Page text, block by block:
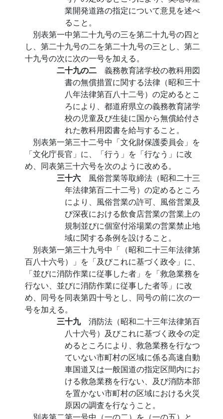
業開発道路の指定について意見を述べ
ること。
別表第一中第二十九号の三を第二十九号の四と
し、第二十九号の二を第二十九号の三とし、第二
十九号の次に次の一号を加える。
二十九の二 義務教育諸学校の教科用図
書の無償措置に関する法律（昭和三十
八年法律第百八十二号）の定めるとこ
ろにより、都道府県立の義務教育諸学
校の児童及び生徒に国から無償給付さ
れた教科用図書を給与すること。
別表第一第三十二号中「文化財保護委員会」を
「文化庁長官」に、「行う」を「行なう」に改
め、同表第三十六号を次のように改める。
三十六 風俗営業等取締法（昭和二十三
年法律第百二十二号）の定めるところ
により、風俗営業の許可、風俗営業及
び深夜における飲食店営業の営業上の
規制並びに個室付浴場業の営業禁止地
域に関する条例を設けること。
別表第一第三十九号中「（昭和二十三年法律第
百八十六号）」を「及びこれに基づく政令」に、
「並びに消防作業に従事した者」を「救急業務を
行ない、並びに消防作業に従事した者等」に改
め、同号を同表第四十号とし、同号の前に次の一
号を加える。
三十九 消防法（昭和二十三年法律第百
八十六号）及びこれに基づく政令の定
めるところにより、救急業務を行なつ
ていない市町村の区域に係る高速自動
車国道又は一般国道の指定区間内にお
ける救急業務を行ない、及び消防本部
を置かない市町村の区域における火災
原因の調査を行なうこと。